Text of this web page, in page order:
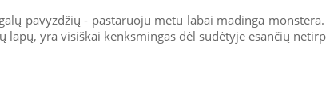
pavyzdžių - pastaruoju metu labai madinga monstera.
lapų, yra visiškai kenksmingas dėl sudėtyje esančių